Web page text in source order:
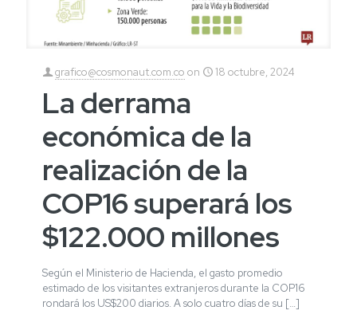
grafico@cosmonaut.com.co on 18 octubre, 2024
La derrama
económica de la
realización de la
COP16 superará los
$122.000 millones
Según el Ministerio de Hacienda, el gasto promedio
estimado de los visitantes extranjeros durante la COP16
rondará los US$200 diarios. A solo cuatro días de su […]